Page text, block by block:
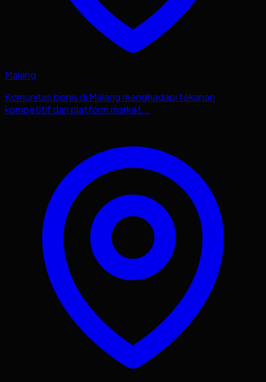
Malang
Komunitas bisnis di Malang menghadapi tekanan
kompetitif dari platform market...